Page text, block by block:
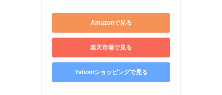
Amazonで見る
楽天市場で見る
Yahoo!ショッピングで見る